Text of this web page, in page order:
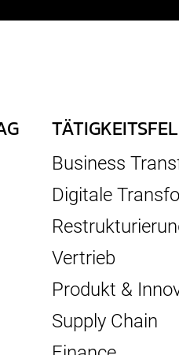
Business
Digitale
Vertrieb
Produkt &
Supply Chain